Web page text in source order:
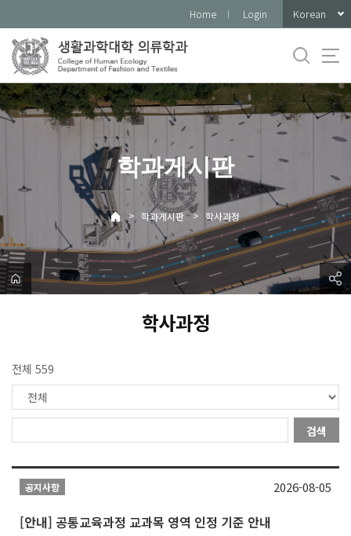
로
메
뉴
Home Login Korean
학과게시판
> 학과게시판 > 학사과정
학사과정
전체 559
검색
공지사항
[안내] 공통교육과정 교과목 영역 인정 기준 안내
2026-08-05